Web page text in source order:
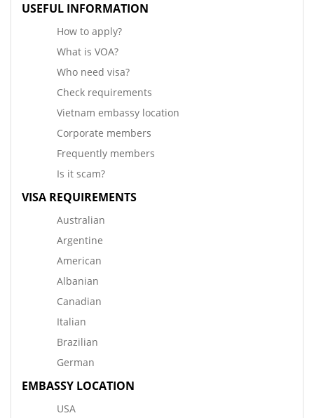
USEFUL INFORMATION
How to apply?
What is VOA?
Who need visa?
Check requirements
Vietnam embassy location
Corporate members
Frequently members
Is it scam?
VISA REQUIREMENTS
Australian
Argentine
American
Albanian
Canadian
Italian
Brazilian
German
EMBASSY LOCATION
USA